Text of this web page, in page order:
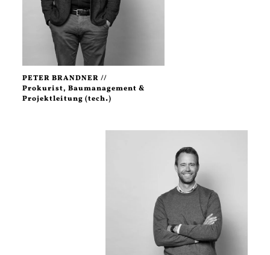
PETER BRANDNER //
Prokurist, Baumanagement &
Projektleitung (tech.)